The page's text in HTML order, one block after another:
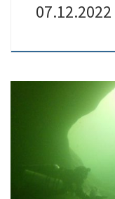
07.12.2022
03./04.06.2023 findet
ab sofort möglich.